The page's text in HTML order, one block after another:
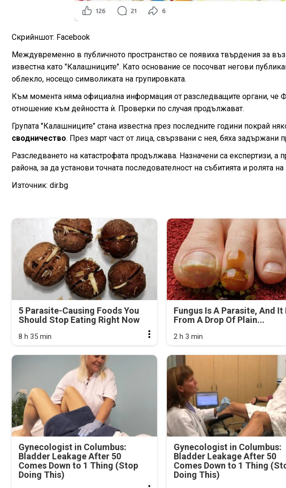
Скрийншот: Facebook
Междувременно в публичното пространство се появиха твърдения за
известна като "Калашниците". Като основание се посочват негови
облекло, носещо символиката на групировката.
Към момента няма официална информация от разследващите органи, че
отношение към дейността ѝ. Проверки по случая продължават.
Групата "Калашниците" стана известна през последните години покрай
сводничество. През март част от лица, свързвани с нея, бяха
Разследването на катастрофата продължава. Назначени са експертизи, а
района, за да установи точната последователност на събитията и ролята
Източник: dir.bg
5 Parasite-Causing Foods You
Should Stop Eating Right Now
8 h 35 min
Fungus Is A Parasite, And It
From A Drop Of Plain...
2 h 3 min
Gynecologist in Columbus:
Bladder Leakage After 50
Comes Down to 1 Thing (Stop
Doing This)
Gynecologist in Columbus:
Bladder Leakage After 50
Comes Down to 1 Thing
Doing This)